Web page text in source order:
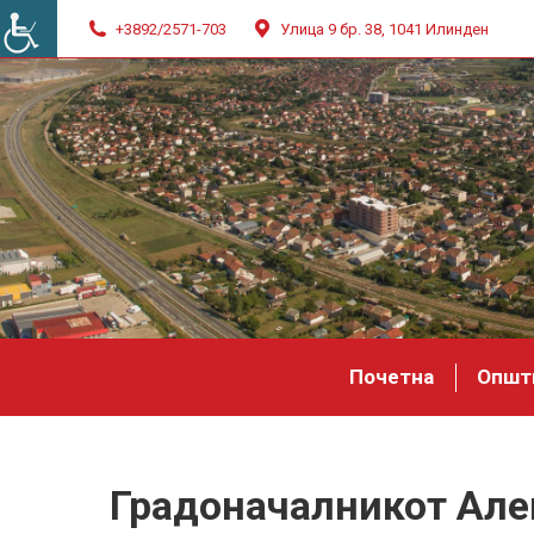
+3892/2571-703 Улица 9 бр. 38, 1041 Илинден
Почетна
Градоначалникот